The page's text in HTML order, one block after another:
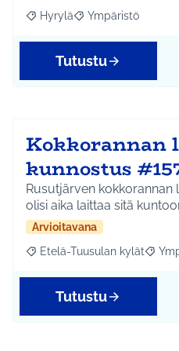
Rajaa tulokset aihepiirin
Hyrylä Rajaa tulokset
Ympäristö
Tutustu
Kokkorannan
kunnostus
Rusutjärven kokkorannan
olisi aika laittaa sitä
Arvioitavana
Rajaa tulokset aihepiirin
Etelä-Tuusulan kylät
Tutustu